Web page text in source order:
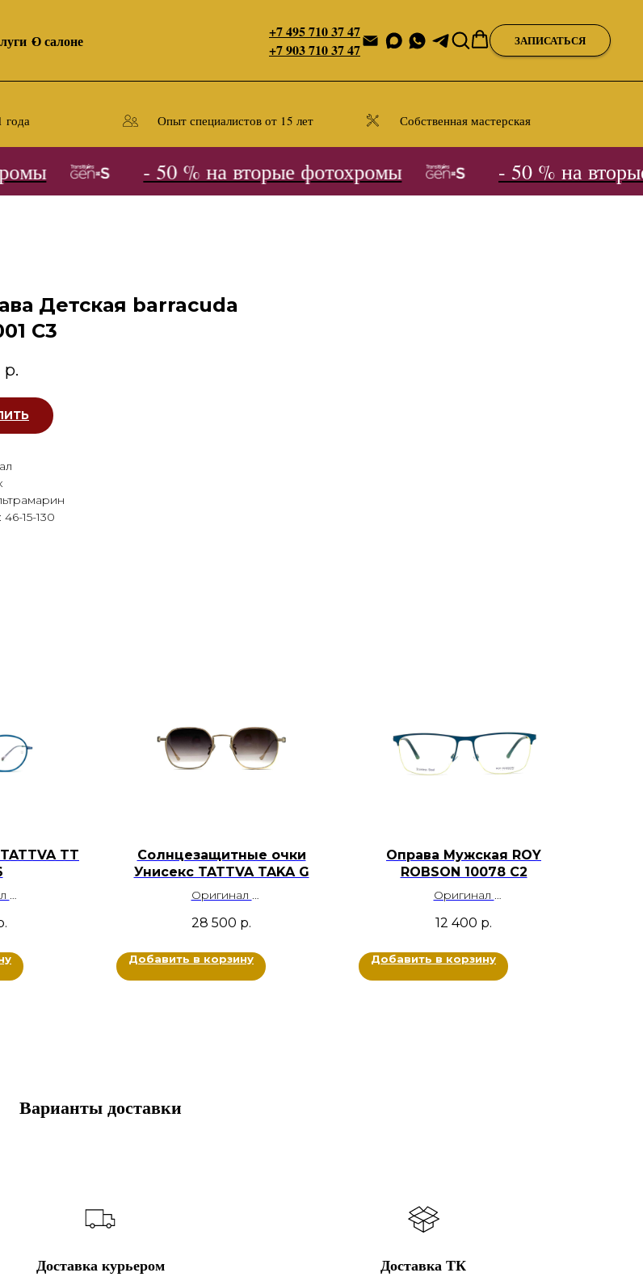
О салоне
+7 495 710 37 47
+7 903 710 37 47
ЗАПИСАТЬСЯ
года Опыт специалистов от 15 лет Собственная мастерская
- 50 % на вторые фотохромы - 50 % на
Детская barracuda
С3
р.
15-130
TT
Солнцезащитные очки
Унисекс TATTVA TAKA G
Оригинал
Цвет: Золотой, Черный
28 500 р.
Добавить в корзину
Оправа Мужская ROY
ROBSON 10078 C2
Оригинал
Цвет: Синий, Желтый
12 400 р.
Добавить в корзину
Варианты доставки
Доставка курьером Доставка ТК